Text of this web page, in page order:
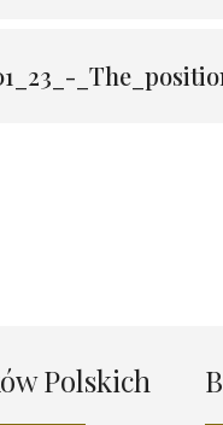
Polskich